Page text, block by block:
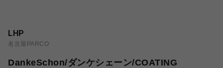
LHP
名古屋PARCO
DankeSchon/ダンケシェーン/COATING